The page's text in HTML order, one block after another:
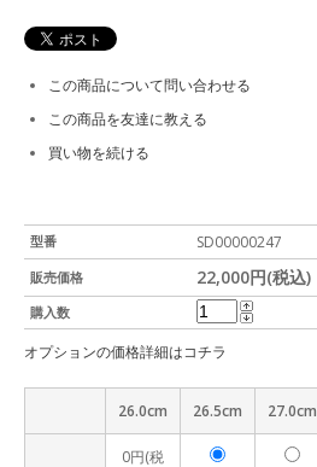
型番 SD00000247
販売価格 22,000円(税込)
購入数
オプションの価格詳細はコチラ
26.0cm 26.5cm 27.0cm
0円(税
この商品について問い合わせる
この商品を友達に教える
買い物を続ける